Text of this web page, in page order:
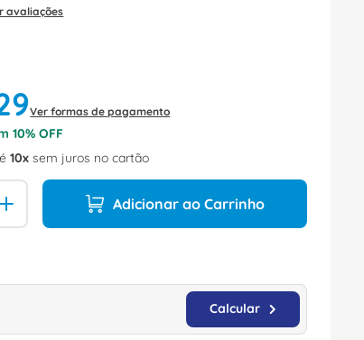
avaliações
Ver formas de pagamento
10% OFF
10 sem juros no cartão
Adicionar ao Carrinho